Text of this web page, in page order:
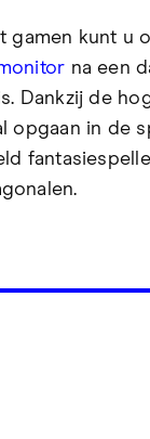
gamen kunt u
na een
Dankzij de
opgaan in de